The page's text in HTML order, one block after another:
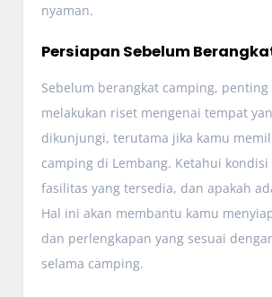
nyaman.
Persiapan Sebelum
Sebelum berangkat camping,
melakukan riset mengenai tempat
dikunjungi, terutama jika kamu
camping di Lembang. Ketahui kondisi
fasilitas yang tersedia, dan apakah
Hal ini akan membantu kamu
dan perlengkapan yang sesuai
selama camping.